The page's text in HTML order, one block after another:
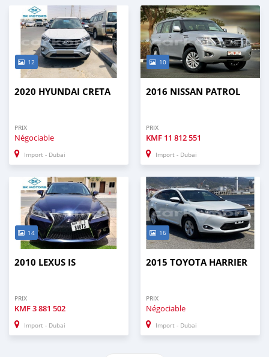
12
2020 HYUNDAI CRETA
PRIX
Négociable
Import - Dubai
10
2016 NISSAN PATROL
PRIX
KMF 11 812 551
Import - Dubai
14
2010 LEXUS IS
PRIX
KMF3 881 502
Import - Dubai
16
2015 TOYOTA HARRIER
PRIX
Négociable
Import - Dubai